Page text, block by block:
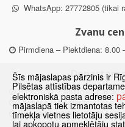
WhatsApp: 27772805 (tikai
Zvanu
Pirmdiena – Piektdiena: 8.00
Pirmdiena, Ceturtdiena: 8.30
Otrdiena, Trešdiena: 8.30 –
Piektdiena: 8.30 – 15.00
Šīs mājaslapas pārzinis ir
Pilsētas attīstības
elektroniskā pasta adrese:
mājaslapā tiek izmantotas
tīmekļa vietnes lietotāju
lai apkopotu apmeklētāju